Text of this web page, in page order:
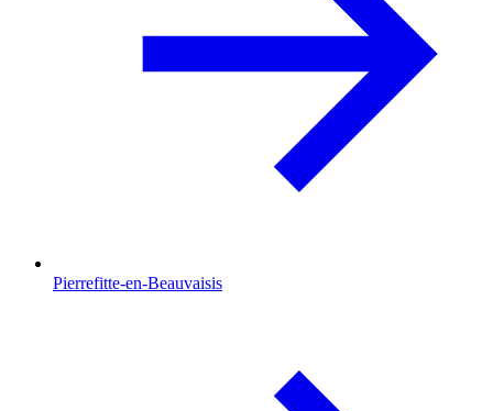
Pierrefitte-en-Beauvaisis